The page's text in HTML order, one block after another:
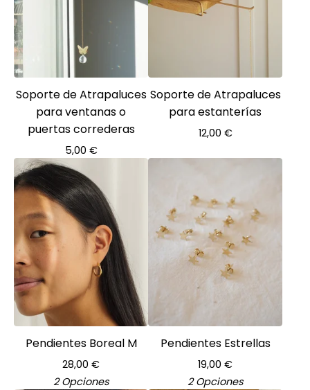
Soporte de Atrapaluces
para ventanas o
puertas correderas
5,00 €
Soporte de Atrapaluces
para estanterías
12,00 €
Pendientes Boreal M
28,00 €
2 Opciones
Pendientes Estrellas
19,00 €
2 Opciones